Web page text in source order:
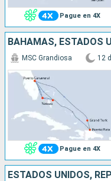
Pague en 4X
Pague en 4X
MSC Grandiosa 12 d